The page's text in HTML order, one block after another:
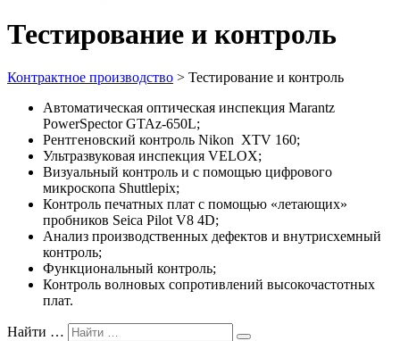
Тестирование и контроль
Контрактное производство > Тестирование и контроль
Автоматическая оптическая инспекция Marantz
PowerSpector GTAz-650L;
Рентгеновский контроль Nikon XTV 160;
Ультразвуковая инспекция VELOX;
Визуальный контроль и с помощью цифрового
микроскопа Shuttlepix;
Контроль печатных плат с помощью «летающих»
пробников Seica Pilot V8 4D;
Анализ производственных дефектов и внутрисхемный
контроль;
Функциональный контроль;
Контроль волновых сопротивлений высокочастотных
плат.
Найти …